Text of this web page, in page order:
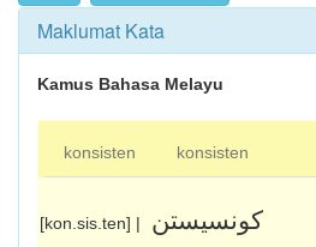
Maklumat Kata
Kamus Bahasa Melayu
konsisten konsisten
[kon.sis.ten] | کونسيستن